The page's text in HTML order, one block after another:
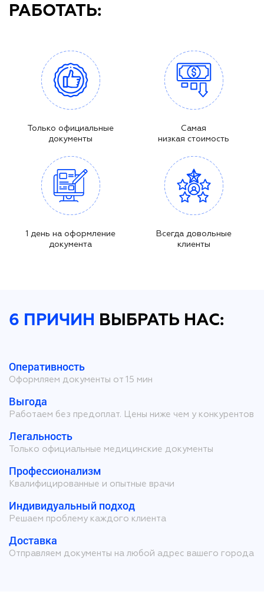
РАБОТАТЬ:
Только официальные
документы
Самая
низкая стоимость
1 день на оформление
документа
Всегда довольные
клиенты
6 ПРИЧИН ВЫБРАТЬ НАС:
Оперативность
Оформляем документы от 15 мин
Выгода
Работаем без предоплат. Цены ниже чем у конкурентов
Легальность
Только официальные медицинские документы
Профессионализм
Квалифицированные и опытные врачи
Индивидуальный подход
Решаем проблему каждого клиента
Доставка
Отправляем документы на любой адрес вашего города